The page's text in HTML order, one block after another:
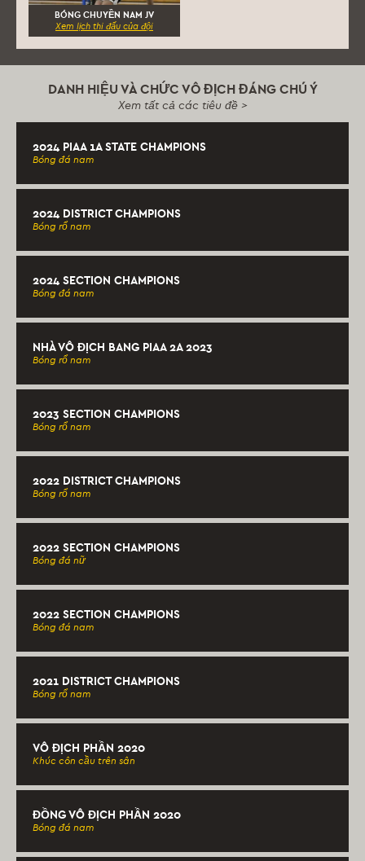
BÓNG CHUYỀN NAM JV
Xem lịch thi đấu của đội
DANH HIỆU VÀ CHỨC VÔ ĐỊCH ĐÁNG CHÚ Ý
Xem tất cả các tiêu đề >
2024 PIAA 1A STATE CHAMPIONS
Bóng đá nam
2024 DISTRICT CHAMPIONS
Bóng rổ nam
2024 SECTION CHAMPIONS
Bóng đá nam
NHÀ VÔ ĐỊCH BANG PIAA 2A 2023
Bóng rổ nam
2023 SECTION CHAMPIONS
Bóng rổ nam
2022 DISTRICT CHAMPIONS
Bóng rổ nam
2022 SECTION CHAMPIONS
Bóng đá nữ
2022 SECTION CHAMPIONS
Bóng đá nam
2021 DISTRICT CHAMPIONS
Bóng rổ nam
VÔ ĐỊCH PHẦN 2020
Khúc côn cầu trên sân
ĐỒNG VÔ ĐỊCH PHẦN 2020
Bóng đá nam